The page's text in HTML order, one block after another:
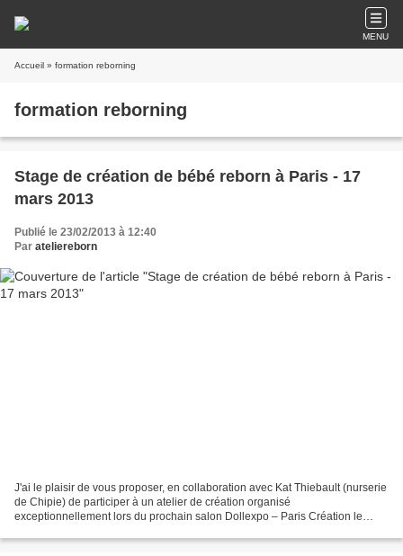
MENU
Accueil » formation reborning
formation reborning
Stage de création de bébé reborn à Paris - 17
mars 2013
Publié le 23/02/2013 à 12:40
Par ateliereborn
J'ai le plaisir de vous proposer, en collaboration avec Kat Thiebault (nurserie
de Chipie) de participer à un atelier de création organisé
exceptionnellement lors du prochain salon Dollexpo – Paris Création le